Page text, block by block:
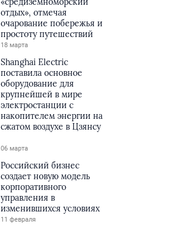
отдых», отмечая
очарование побережья и
простоту путешествий
18 марта
Shanghai Electric
поставила основное
оборудование для
крупнейшей в мире
электростанции с
накопителем энергии на
сжатом воздухе в Цзянсу
06 марта
Российский бизнес
создает новую модель
корпоративного
управления в
изменившихся условиях
11 февраля